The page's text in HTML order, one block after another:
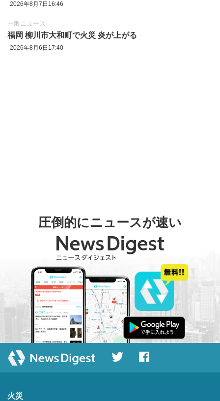
2026年8月7日16:46
一般ニュース
福岡 柳川市大和町で火災 炎が上がる
2026年8月6日17:40
圧倒的にニュースが速い
火災